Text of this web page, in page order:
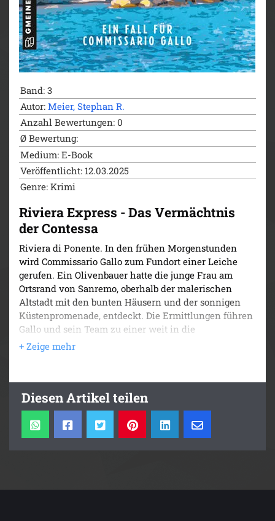
Band: 3
Autor: Meier, Stephan R.
Anzahl Bewertungen: 0
Ø Bewertung:
Medium: E-Book
Veröffentlicht: 12.03.2025
Genre: Krimi
Riviera Express - Das Vermächtnis
der Contessa
Riviera di Ponente. In den frühen Morgenstunden
wird Commissario Gallo zum Fundort einer Leiche
gerufen. Ein Olivenbauer hatte die junge Frau am
Ortsrand von Sanremo, oberhalb der malerischen
Altstadt mit den bunten Häusern und der sonnigen
Küstenpromenade, entdeckt. Die Ermittlungen führen
Gallo und sein Team zu einer weit in die
Vergangenheit reichenden Familientragödie - und zu
einer zweiten Leiche. Als der Commissario eine
Lawine los, die seine Karriere beenden könnte.
Diesen Artikel teilen